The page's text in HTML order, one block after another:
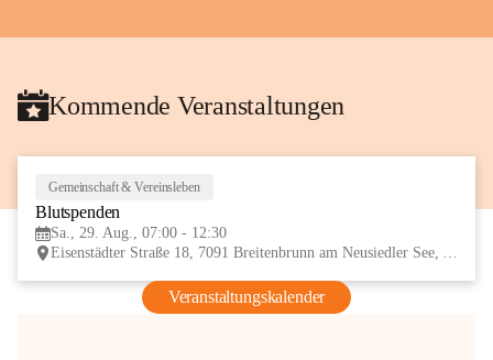
Kommende Veranstaltungen
Gemeinschaft & Vereinsleben
Blutspenden
Sa., 29. Aug., 07:00 - 12:30
Eisenstädter Straße 18, 7091 Breitenbrunn am Neusiedler See, AUT
Veranstaltungskalender